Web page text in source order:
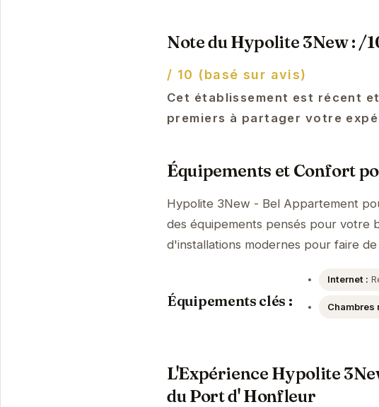
Note du Hypolite 3New : /
/ 10 (basé sur avis)
Cet établissement est récent
premiers à partager votre
Équipements et Confort
Hypolite 3New - Bel Appartement
des équipements pensés pour votre
d'installations modernes pour faire
Équipements clés :
Internet :
Chambres
L'Expérience Hypolite
du Port d' Honfleur